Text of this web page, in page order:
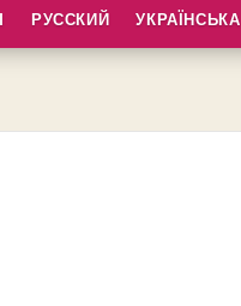
РУССКИЙ УКРАЇНСЬКА